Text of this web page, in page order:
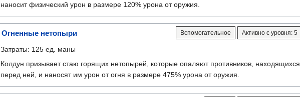
наносит физический урон в размере 120% урона от оружия.
Активно с уровня: 5
Вспомогательное
Огненные нетопыри
Затраты: 125 ед. маны
Колдун призывает стаю горящих нетопырей, которые опаляют противников, находящихся
перед ней, и наносят им урон от огня в размере 475% урона от оружия.